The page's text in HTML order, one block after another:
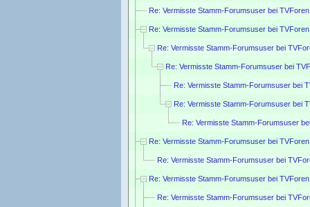
Re: Vermisste Stamm-Forumsuser bei
Re: Vermisste Stamm-Forumsuser bei
Re: Vermisste Stamm-Forumsuser bei
Re: Vermisste Stamm-Forumsuser bei
Re: Vermisste Stamm-Forumsuser bei
Re: Vermisste Stamm-Forumsuser bei
Re: Vermisste Stamm-Forumsuser
Re: Vermisste Stamm-Forumsuser bei
Re: Vermisste Stamm-Forumsuser bei
Re: Vermisste Stamm-Forumsuser bei
Re: Vermisste Stamm-Forumsuser bei